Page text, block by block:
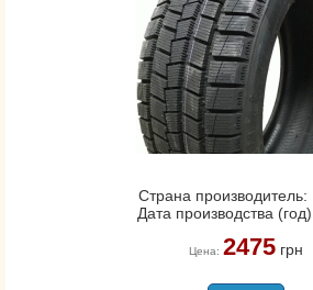
Страна производитель:
Дата производства
Цена: 2475грн